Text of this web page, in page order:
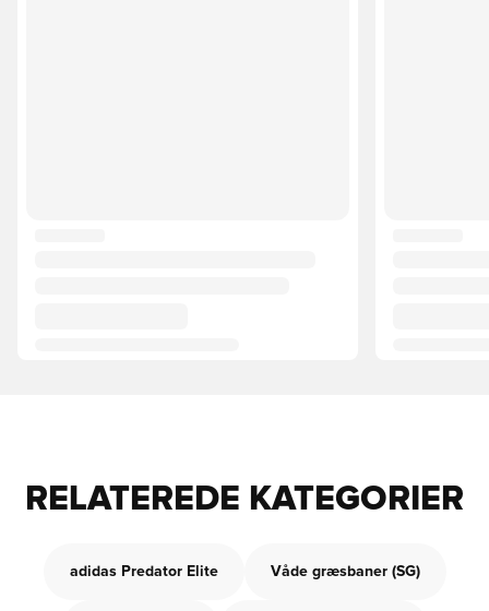
RELATEREDE KATEGORIER
adidas Predator Elite Våde græsbaner (SG)